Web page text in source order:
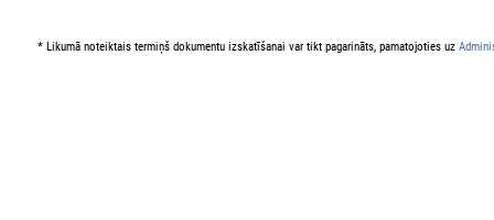
* Likumā noteiktais termiņš dokumentu izskatīšanai var tikt pagarināts, pamatojoties uz